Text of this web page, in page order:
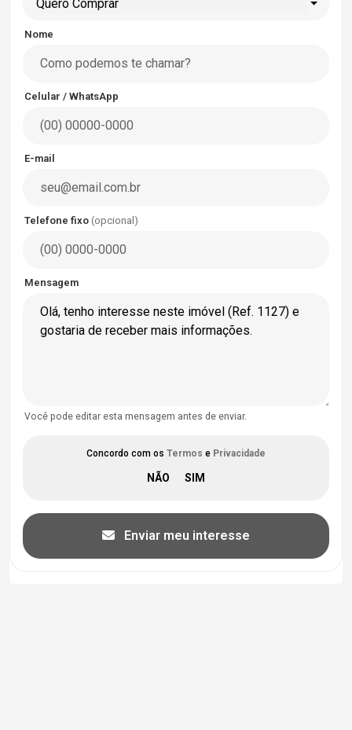
Quero Comprar
Nome
Celular / WhatsApp
E-mail
Telefone fixo (opcional)
Mensagem
Você pode editar esta mensagem antes de enviar.
Concordo com os Termos e Privacidade
Enviar meu interesse